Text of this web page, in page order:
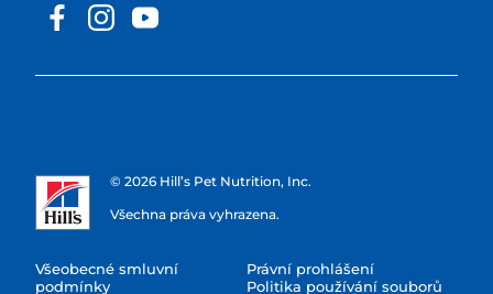
© 2026 Hill’s Pet Nutrition, Inc.
Všechna práva vyhrazena.
Všeobecné smluvní
podmínky
Právní prohlášení
Politika používání souborů